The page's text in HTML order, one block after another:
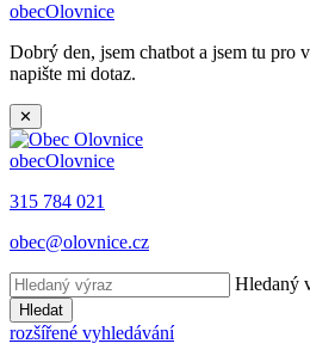
obecOlovnice
Dobrý den, jsem chatbot a jsem tu pro
napište mi dotaz.
✕
obecOlovnice
315 784 021
obec@olovnice.cz
Hledaný
Hledat
rozšířené vyhledávání